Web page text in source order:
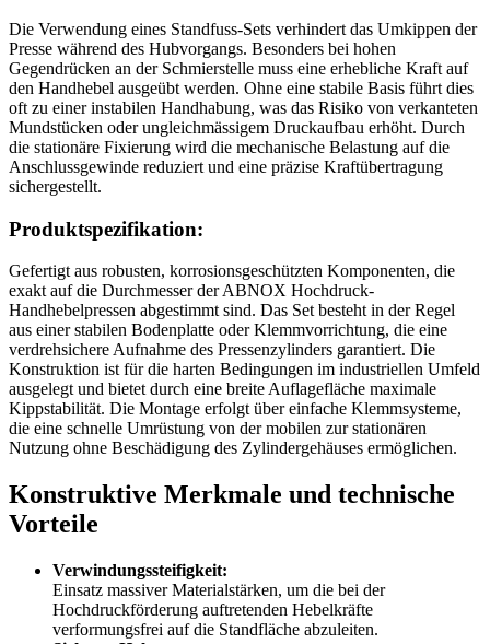
Die Verwendung eines Standfuss-Sets verhindert das Umkippen der
Presse während des Hubvorgangs. Besonders bei hohen
Gegendrücken an der Schmierstelle muss eine erhebliche Kraft auf
den Handhebel ausgeübt werden. Ohne eine stabile Basis führt dies
oft zu einer instabilen Handhabung, was das Risiko von verkanteten
Mundstücken oder ungleichmässigem Druckaufbau erhöht. Durch
die stationäre Fixierung wird die mechanische Belastung auf die
Anschlussgewinde reduziert und eine präzise Kraftübertragung
sichergestellt.
Produktspezifikation:
Gefertigt aus robusten, korrosionsgeschützten Komponenten, die
exakt auf die Durchmesser der ABNOX Hochdruck-
Handhebelpressen abgestimmt sind. Das Set besteht in der Regel
aus einer stabilen Bodenplatte oder Klemmvorrichtung, die eine
verdrehsichere Aufnahme des Pressenzylinders garantiert. Die
Konstruktion ist für die harten Bedingungen im industriellen Umfeld
ausgelegt und bietet durch eine breite Auflagefläche maximale
Kippstabilität. Die Montage erfolgt über einfache Klemmsysteme,
die eine schnelle Umrüstung von der mobilen zur stationären
Nutzung ohne Beschädigung des Zylindergehäuses ermöglichen.
Konstruktive Merkmale und technische
Vorteile
Verwindungssteifigkeit:
Einsatz massiver Materialstärken, um die bei der
Hochdruckförderung auftretenden Hebelkräfte
verformungsfrei auf die Standfläche abzuleiten.